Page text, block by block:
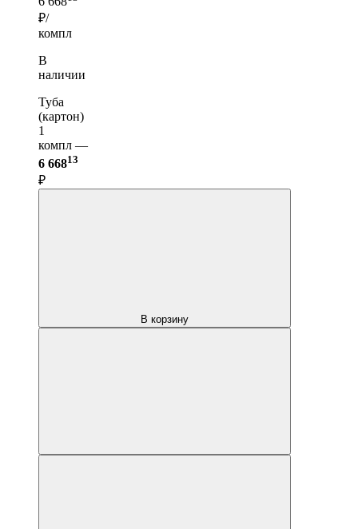
₽/
компл
В
наличии
Туба
(картон)
1
компл —
6 66813
₽
В корзину